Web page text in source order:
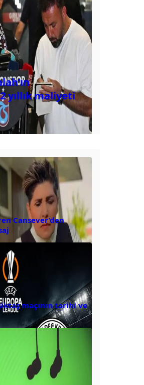
yıllık maliyeti
Cansever’den
maçının tarihi ve